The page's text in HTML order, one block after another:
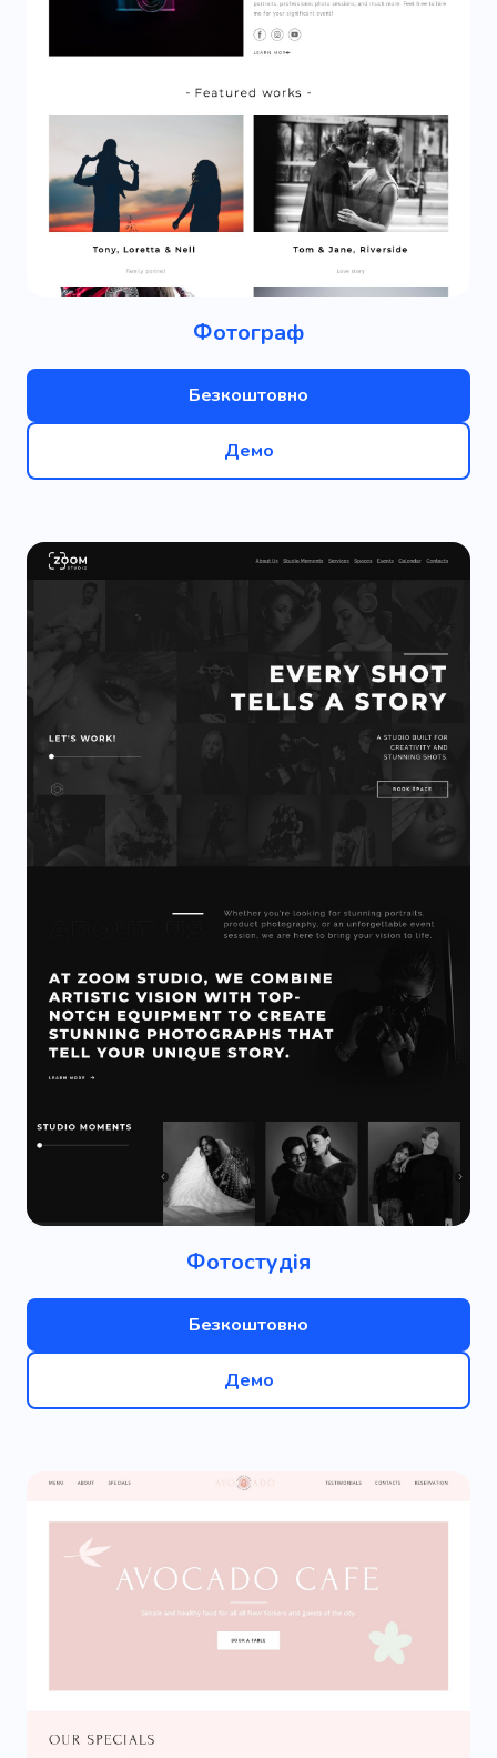
Фотограф
Безкоштовно
Демо
Фотостудія
Безкоштовно
Демо